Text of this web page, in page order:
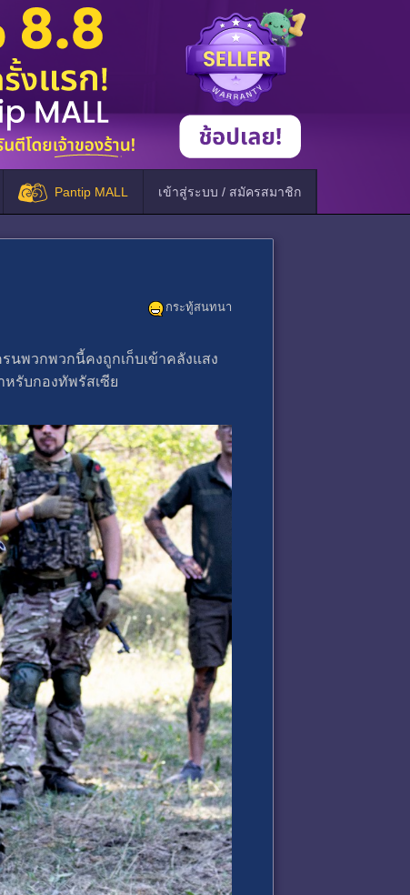
Pantip MALL เข้าสู่ระบบ / สมัครสมาชิก
กระทู้สนทนา
นพวกพวกนี้คงถูกเก็บเข้าคลังแสง
รับกองทัพรัสเซีย